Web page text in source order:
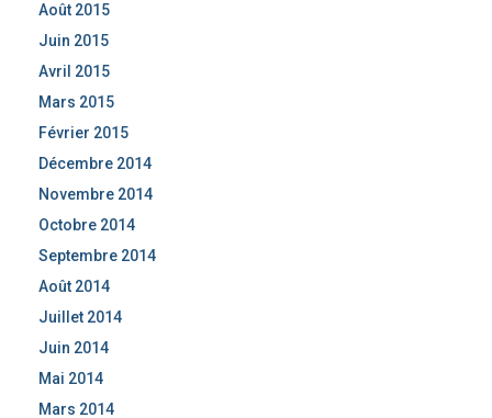
Août 2015
Juin 2015
Avril 2015
Mars 2015
Février 2015
Décembre 2014
Novembre 2014
Octobre 2014
Septembre 2014
Août 2014
Juillet 2014
Juin 2014
Mai 2014
Mars 2014